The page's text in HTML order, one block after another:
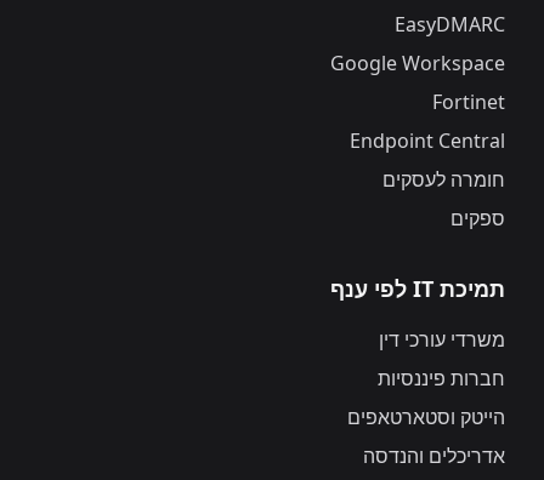
EasyDMARC
Google Workspace
Fortinet
Endpoint Central
חומרה לעסקים
ספקים
תמיכת IT לפי ענף
משרדי עורכי דין
חברות פיננסיות
הייטק וסטארטאפים
אדריכלים והנדסה